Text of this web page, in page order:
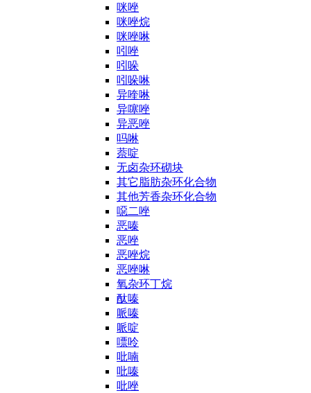
咪唑
咪唑烷
咪唑啉
吲唑
吲哚
吲哚啉
异喹啉
异噻唑
异恶唑
吗啉
萘啶
无卤杂环砌块
其它脂肪杂环化合物
其他芳香杂环化合物
噁二唑
恶嗪
恶唑
恶唑烷
恶唑啉
氧杂环丁烷
酞嗪
哌嗪
哌啶
嘌呤
吡喃
吡嗪
吡唑